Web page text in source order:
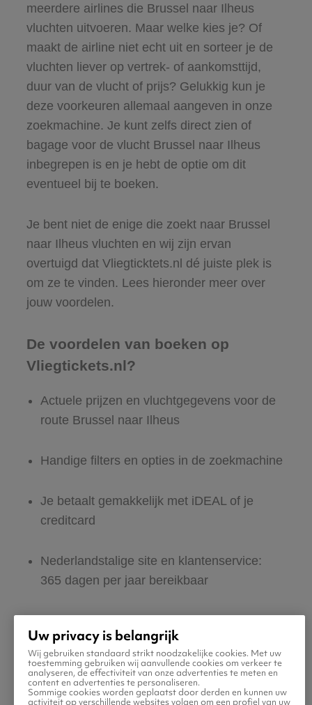
meerdere airlines die Brussel naar Ilheus
vluchten uitvoeren. Maar welke kies je? Of
maakt de airline niet echt uit en sorteer je de
vluchten liever op vertrek- of aankomsttijd,
duur van de vlucht of prijs? Gelukkig kun je
deze voorkeuren allemaal aangeven in onze
zoekmachine. Je kunt zelfs direct zien of
bagage voor de vlucht Brussel naar Ilheus
inbegrepen is en je hebt de optie om dit
eventueel bij te boeken.
Je bent niet de enige die zoekt naar Brussel
naar Ilheus vluchten en wij zijn ervan
overtuigd dat Vliegticktets.nl dé juiste plek is
om ze te vinden. Lees hieronder meer over
jouw voordelen.
De voordelen van boeken op
Vliegtickets.nl?
Actuele prijzen en vluchtgegevens voor de
route Brussel naar Ilheus
Handige filters en opties in de zoekmachine
Je betaalt gemakkelijk met iDEAL of je
creditcard
Nederlandstalige site en klantenservice:
365 dagen per jaar bereikbaar
Boek ook direct een hotel of huurauto voor
in Ilheus
Uw privacy is belangrijk
Wij gebruiken standaard strikt noodzakelijke cookies. Met uw
toestemming gebruiken wij aanvullende cookies om verkeer te
analyseren, de effectiviteit van onze advertenties te meten en
content en advertenties te personaliseren.
Sommige cookies worden geplaatst door derden en kunnen uw
activiteit op verschillende websites volgen om een profiel van uw